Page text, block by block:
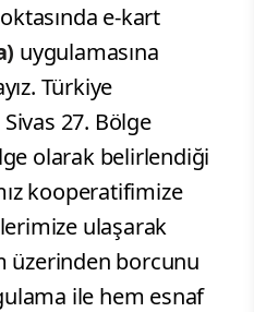
e-kart
uygulamasına
Türkiye
27. Bölge
olarak belirlendiği
kooperatifimize
ulaşarak
üzerinden borcunu
ile hem esnaf